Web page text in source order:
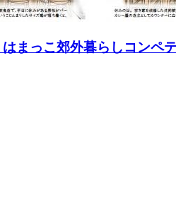
まっこ郊外暮らしコンペ